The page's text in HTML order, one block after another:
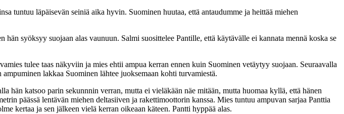
tuntuu läpäisevän seiniä aika hyvin. Suominen huutaa, että antaudumme ja heittää miehen
hän syöksyy suojaan alas vaunuun. Salmi suosittelee Pantille, että käytävälle ei kannata mennä koska se
tulee taas näkyviin ja mies ehtii ampua kerran ennen kuin Suominen vetäytyy suojaan. Seuraavalla
lakkaa Suominen lähtee juoksemaan kohti turvamiestä.
hän katsoo parin sekunnnin verran, mutta ei vieläkään näe mitään, mutta huomaa kyllä, että hänen
päässä lentävän miehen deltasiiven ja rakettimoottorin kanssa. Mies tuntuu ampuvan sarjaa Panttia
kertaa ja sen jälkeen vielä kerran oikeaan käteen. Pantti hyppää alas.